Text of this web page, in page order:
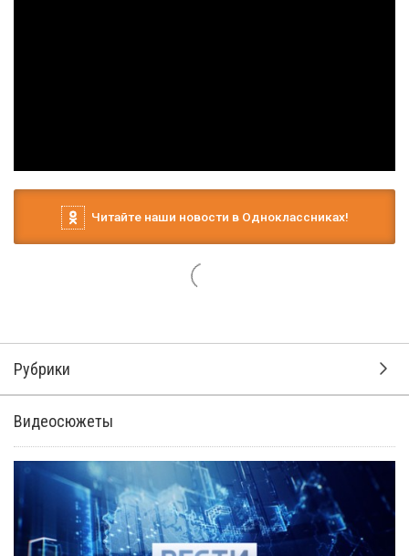
Читайте наши новости в Одноклассниках!
народной артистке России
Валентине Ильцарановой.
«степным жаворонком». Для всех она была
олицетворением народного таланта. Ее трудовая
деятельность неразрывно связана со сценой, в том числе
с калмыцким государственным ансамблем «Тюльпан».
Наша коллега Бадма Харлуева знала ее лично, была